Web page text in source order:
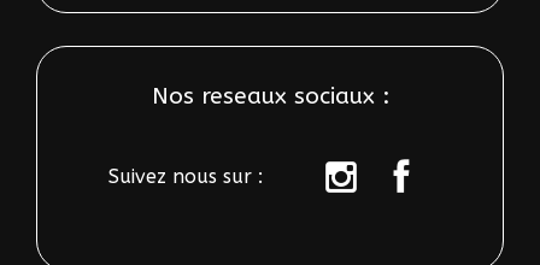
Nos reseaux sociaux :
Suivez nous sur :